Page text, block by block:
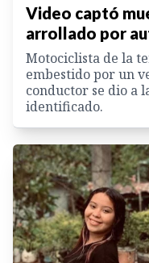
Video captó
arrollado por
Motociclista de la
embestido por un
conductor se dio a
identificado.